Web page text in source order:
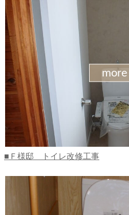
more
Ｆ様邸 トイレ改修工事